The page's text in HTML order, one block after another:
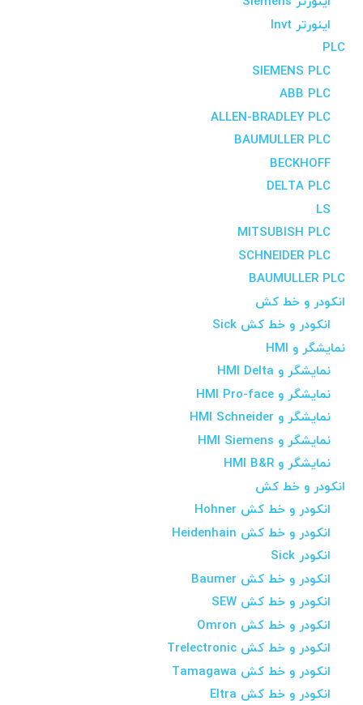
اینورتر Invt
PLC
SIEMENS PLC
ABB PLC
ALLEN-BRADLEY PLC
BAUMULLER PLC
BECKHOFF
DELTA PLC
LS
MITSUBISH PLC
SCHNEIDER PLC
BAUMULLER PLC
انکودر و خط کش
انکودر و خط کش Sick
نمایشگر و HMI
نمایشگر و HMI Delta
نمایشگر و HMI Pro-face
نمایشگر و HMI Schneider
نمایشگر و HMI Siemens
نمایشگر و HMI B&R
انکودر و خط کش
انکودر و خط کش Hohner
انکودر و خط کش Heidenhain
انکودر Sick
انکودر و خط کش Baumer
انکودر و خط کش SEW
انکودر و خط کش Omron
انکودر و خط کش Trelectronic
انکودر و خط کش Tamagawa
انکودر و خط کش Eltra